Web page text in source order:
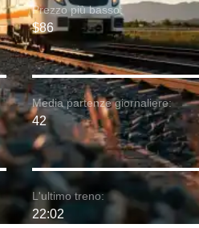
Prezzo più basso:
$86
Media partenze giornaliere:
42
L'ultimo treno:
22:02